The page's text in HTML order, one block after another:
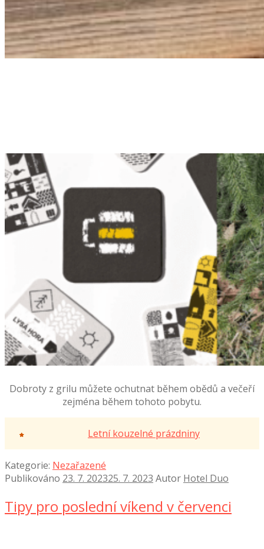
Dobroty z grilu můžete ochutnat během obědů a večeří
zejména během tohoto pobytu.
Letní kouzelné prázdniny
Kategorie: Nezařazené
Publikováno 23. 7. 202325. 7. 2023 Autor Hotel Duo
Tipy pro poslední víkend v červenci